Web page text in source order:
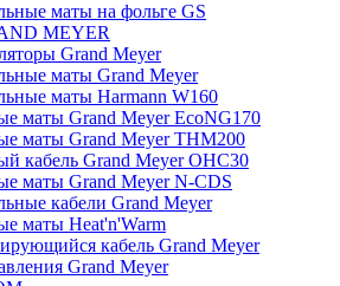
маты на фольге GS
MEYER
Grand Meyer
маты Grand Meyer
маты Harmann W160
маты Grand Meyer EcoNG170
маты Grand Meyer THM200
кабель Grand Meyer OHC30
маты Grand Meyer N-CDS
кабели Grand Meyer
маты Heat'n'Warm
кабель Grand Meyer
Grand Meyer